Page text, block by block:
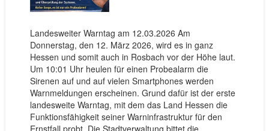
Landesweiter Warntag am 12.03.2026 Am
Donnerstag, den 12. März 2026, wird es in ganz
Hessen und somit auch in Rosbach vor der Höhe laut.
Um 10:01 Uhr heulen für einen Probealarm die
Sirenen auf und auf vielen Smartphones werden
Warnmeldungen erscheinen. Grund dafür ist der erste
landesweite Warntag, mit dem das Land Hessen die
Funktionsfähigkeit seiner Warninfrastruktur für den
Ernstfall probt. Die Stadtverwaltung bittet die